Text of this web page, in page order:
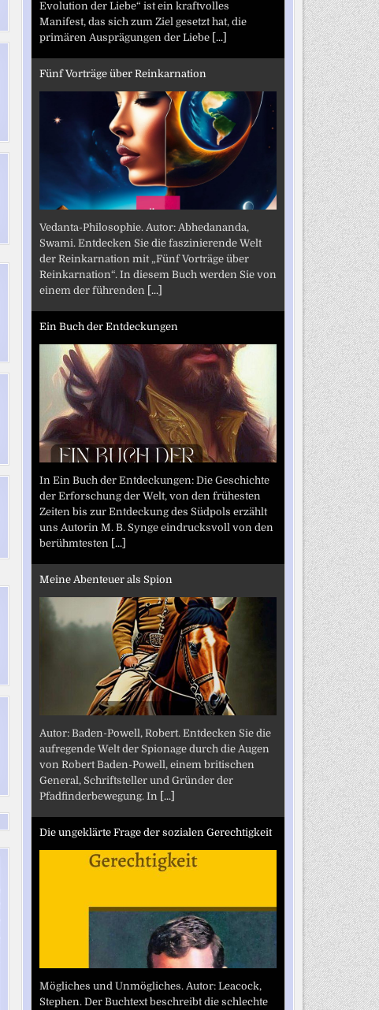
Evolution der Liebe“ ist ein kraftvolles
Manifest, das sich zum Ziel gesetzt hat, die
primären Ausprägungen der Liebe [...]
Fünf Vorträge über Reinkarnation
Vedanta-Philosophie. Autor: Abhedananda,
Swami. Entdecken Sie die faszinierende Welt
der Reinkarnation mit „Fünf Vorträge über
Reinkarnation“. In diesem Buch werden Sie von
einem der führenden [...]
Ein Buch der Entdeckungen
In Ein Buch der Entdeckungen: Die Geschichte
der Erforschung der Welt, von den frühesten
Zeiten bis zur Entdeckung des Südpols erzählt
uns Autorin M. B. Synge eindrucksvoll von den
berühmtesten [...]
Meine Abenteuer als Spion
Autor: Baden-Powell, Robert. Entdecken Sie die
aufregende Welt der Spionage durch die Augen
von Robert Baden-Powell, einem britischen
General, Schriftsteller und Gründer der
Pfadfinderbewegung. In [...]
Die ungeklärte Frage der sozialen Gerechtigkeit
Mögliches und Unmögliches. Autor: Leacock,
Stephen. Der Buchtext beschreibt die schlechte